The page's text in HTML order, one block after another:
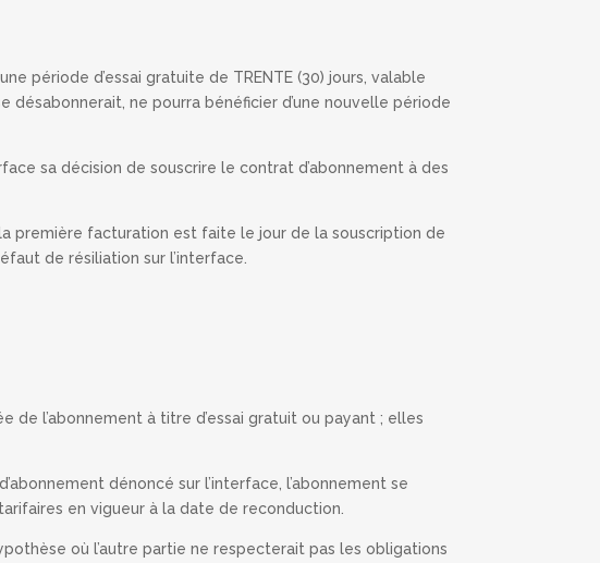
période d’essai gratuite de TRENTE (30) jours, valable
désabonnerait, ne pourra bénéficier d’une nouvelle période
sa décision de souscrire le contrat d’abonnement à des
première facturation est faite le jour de la souscription de
de résiliation sur l’interface.
l’abonnement à titre d’essai gratuit ou payant ; elles
dénoncé sur l’interface, l’abonnement se
en vigueur à la date de reconduction.
où l’autre partie ne respecterait pas les obligations